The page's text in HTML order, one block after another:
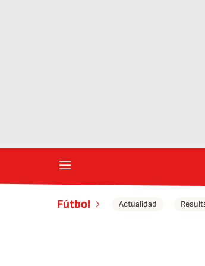
Fútbol Actualidad